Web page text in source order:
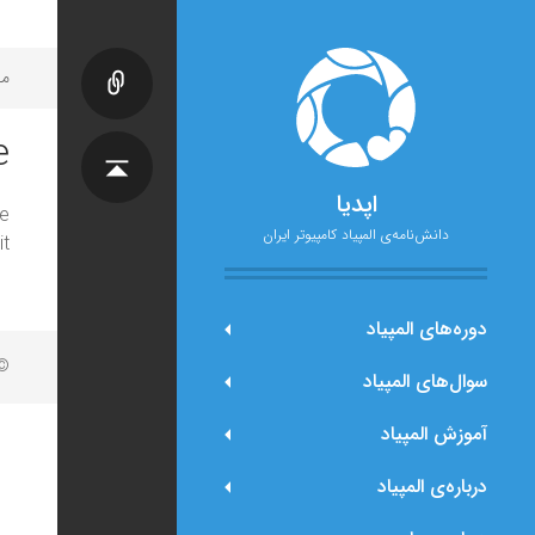
اپدیا
دانش‌نامه‌ی المپیاد کامپیوتر ایران
دوره‌های المپیاد
سوال‌های المپیاد
آموزش المپیاد
درباره‌ی المپیاد